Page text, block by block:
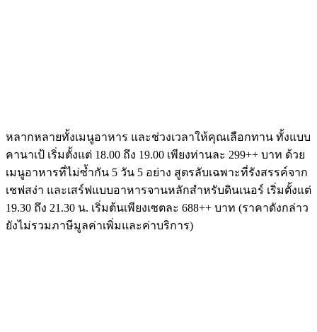
หลากหลายทั้งเมนูอาหาร และช่วงเวลาให้คุณเลือกทาน ทั้งแบบ
คานาเป้ เริ่มตั้งแต่ 18.00 ถึง 19.00 เพียงท่านละ 299++ บาท ด้วย
เมนูอาหารที่ไม่ซ้ำกัน 5 วัน 5 อย่าง สูตรลับเฉพาะที่รังสรรค์จาก
เชฟสง่า และเสร์ฟแบบอาหารจานหลักสำหรับดินเนอร์ เริ่มตั้งแต่
19.30 ถึง 21.30 น. เริ่มต้นเพียงเซตละ 688++ บาท (ราคาดังกล่าว
ยังไม่รวมภาษีมูลค่าเพิ่มและค่าบริการ)